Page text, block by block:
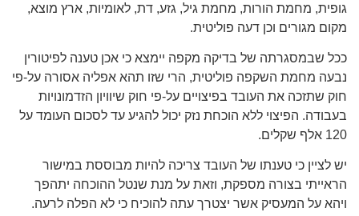
גופית, מחמת הורות, מחמת גיל, גזע, דת, לאומיות, ארץ מוצא,
מקום מגורים וכן דעה פוליטית.
ככל שבמסגרתה של בדיקה מקפה יימצא כי אכן טענה לפיטורין
נבעה מחמת השקפה פוליטית, הרי שזו תהא אפליה אסורה על-פי
חוק שתזכה את העובד בפיצויים על-פי חוק שיוויון הזדמונויות
בעבודה. הפיצוי ללא הוכחת נזק יכול להגיע עד לסכום העומד על
120 אלף שקלים.
יש לציין כי טענתו של העובד צריכה להיות מבוססת במישור
הראייתי בצורה מספקת, וזאת על מנת שנטל ההוכחה יתהפך
ויהא על המעסיק אשר יצטרך עתה להוכיח כי לא הפלה לרעה.